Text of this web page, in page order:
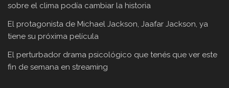
sobre el clima podía cambiar la historia
El protagonista de Michael Jackson, Jaafar Jackson, ya
tiene su próxima película
El perturbador drama psicológico que tenés que ver este
fin de semana en streaming